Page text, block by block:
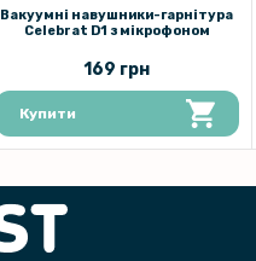
Вакуумні навушники-гарнітура
Celebrat D1 з мікрофоном
169 грн
Купити